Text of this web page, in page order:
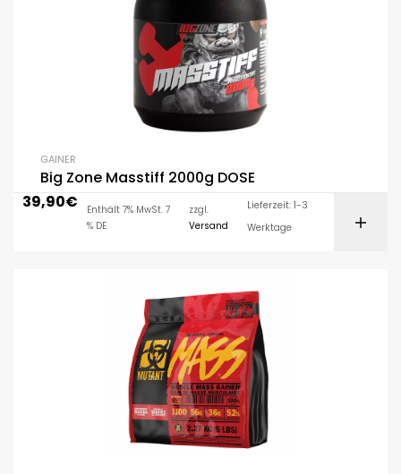
GAINER
Big Zone Masstiff 2000g DOSE
39,90€
Enthält 7% MwSt. 7
% DE
zzgl.
Versand
Lieferzeit: 1-3
Werktage